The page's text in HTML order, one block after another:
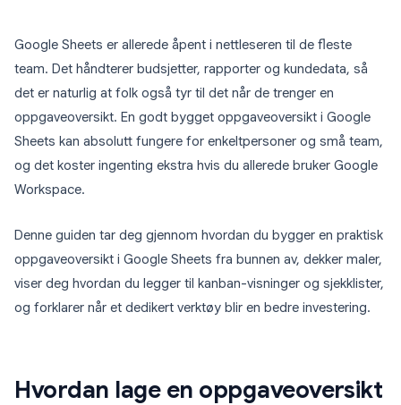
Google Sheets er allerede åpent i nettleseren til de fleste
team. Det håndterer budsjetter, rapporter og kundedata, så
det er naturlig at folk også tyr til det når de trenger en
oppgaveoversikt. En godt bygget oppgaveoversikt i Google
Sheets kan absolutt fungere for enkeltpersoner og små team,
og det koster ingenting ekstra hvis du allerede bruker Google
Workspace.
Denne guiden tar deg gjennom hvordan du bygger en praktisk
oppgaveoversikt i Google Sheets fra bunnen av, dekker maler,
viser deg hvordan du legger til kanban-visninger og sjekklister,
og forklarer når et dedikert verktøy blir en bedre investering.
Hvordan lage en oppgaveoversikt